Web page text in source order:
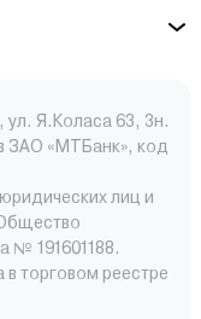
ул. Я.Коласа 63, 3н.
ЗАО «МТБанк», код
лиц и
№ 191601188.
торговом реестре